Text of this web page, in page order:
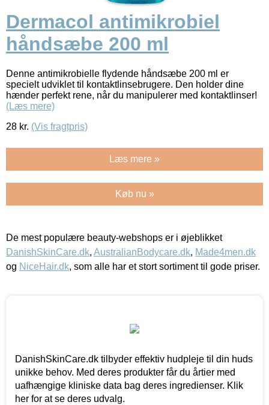
Dermacol antimikrobiel
håndsæbe 200 ml
Denne antimikrobielle flydende håndsæbe 200 ml er
specielt udviklet til kontaktlinsebrugere. Den holder dine
hænder perfekt rene, når du manipulerer med kontaktlinser!
(Læs mere)
28 kr. (Vis fragtpris)
Læs mere »
Køb nu »
De mest populære beauty-webshops er i øjeblikket
DanishSkinCare.dk, AustralianBodycare.dk, Made4men.dk
og NiceHair.dk, som alle har et stort sortiment til gode priser.
DanishSkinCare.dk tilbyder effektiv hudpleje til din huds
unikke behov. Med deres produkter får du årtier med
uafhængige kliniske data bag deres ingredienser. Klik
her for at se deres udvalg.